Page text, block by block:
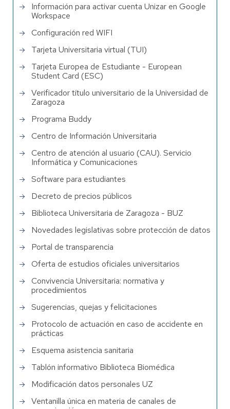
Información para activar cuenta Unizar en Google
Workspace
Configuración red WIFI
Tarjeta Universitaria virtual (TUI)
Tarjeta Europea de Estudiante - European
Student Card (ESC)
Verificador título universitario de la Universidad de
Zaragoza
Programa Buddy
Centro de Información Universitaria
Centro de atención al usuario (CAU). Servicio
Informática y Comunicaciones
Software para estudiantes
Decreto de precios públicos
Biblioteca Universitaria de Zaragoza - BUZ
Novedades legislativas sobre protección de datos
Portal de transparencia
Oferta de estudios oficiales universitarios
Convivencia Universitaria: normativa y
procedimientos
Sugerencias, quejas y felicitaciones
Protocolo de actuación en caso de accidente en
prácticas
Esquema asistencia sanitaria
Tablón informativo Biblioteca Biomédica
Modificación datos personales UZ
Ventanilla única en materia de canales de